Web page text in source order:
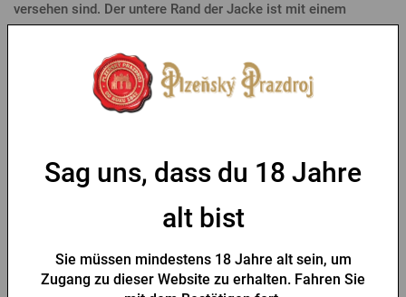
versehen sind. Der untere Rand der Jacke ist mit einem
Reißverschluss. Geeignet für das tägliche Tragen oder für
Outdoor-Aktivitäten.
Das könnte Sie interessieren
Sag uns, dass du 18 Jahre
alt bist
Sie müssen mindestens 18 Jahre alt sein, um
Zugang zu dieser Website zu erhalten. Fahren Sie